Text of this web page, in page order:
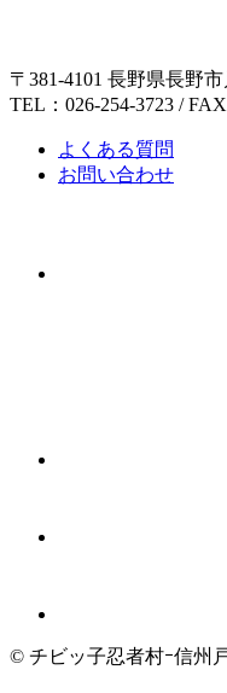
〒381-4101 長野県長野
TEL：026-254-3723 /
よくある質問
お問い合わせ
© チビッ子忍者村ｰ信州